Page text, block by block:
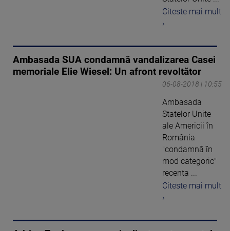
Citeste mai mult
›
Ambasada SUA condamnă vandalizarea Casei
memoriale Elie Wiesel: Un afront revoltător
06-08-2018 | 10:55
Ambasada
Statelor Unite
ale Americii în
România
"condamnă în
mod categoric"
recenta ...
Citeste mai mult
›